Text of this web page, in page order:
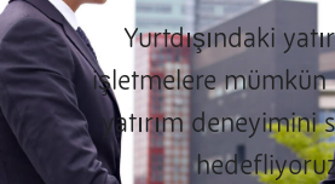
Yurtdışındaki
işletmelere mümkün
yatırım deneyimini